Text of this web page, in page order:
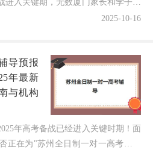
进入关键期，无数厦门家长和学子正
2025-10-16
导预报
年最新
与机构
年高考备战已经进入关键时期！面
正在为"苏州全日制一对一高考辅导